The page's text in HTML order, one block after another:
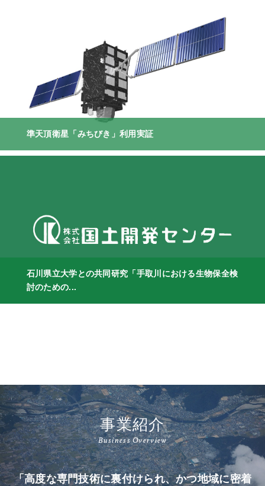
準天頂衛星「みちびき」利用実証
石川県立大学との共同研究「手取川における生物保全検
討のための...
事業紹介
Business Overview
「高度な専門技術に裏付けられ、かつ地域に密着